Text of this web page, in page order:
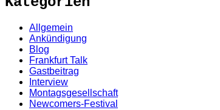
Allgemein
Ankündigung
Blog
Frankfurt Talk
Gastbeitrag
Interview
Montagsgesellschaft
Newcomers-Festival